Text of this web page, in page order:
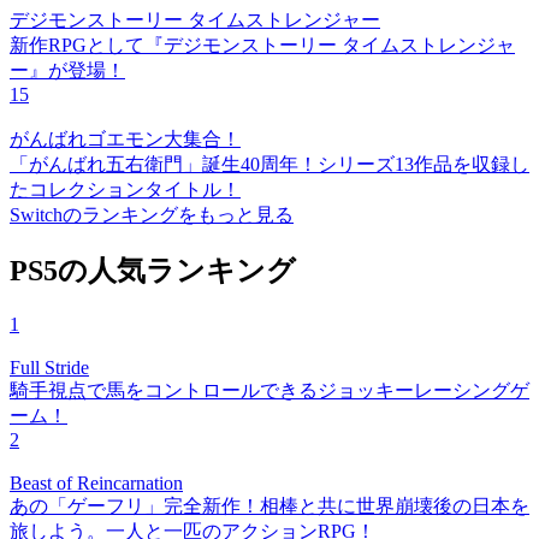
デジモンストーリー タイムストレンジャー
新作RPGとして『デジモンストーリー タイムストレンジャ
ー』が登場！
15
がんばれゴエモン大集合！
「がんばれ五右衛門」誕生40周年！シリーズ13作品を収録し
たコレクションタイトル！
Switchのランキングをもっと見る
PS5の人気ランキング
1
Full Stride
騎手視点で馬をコントロールできるジョッキーレーシングゲ
ーム！
2
Beast of Reincarnation
あの「ゲーフリ」完全新作！相棒と共に世界崩壊後の日本を
旅しよう。一人と一匹のアクションRPG！